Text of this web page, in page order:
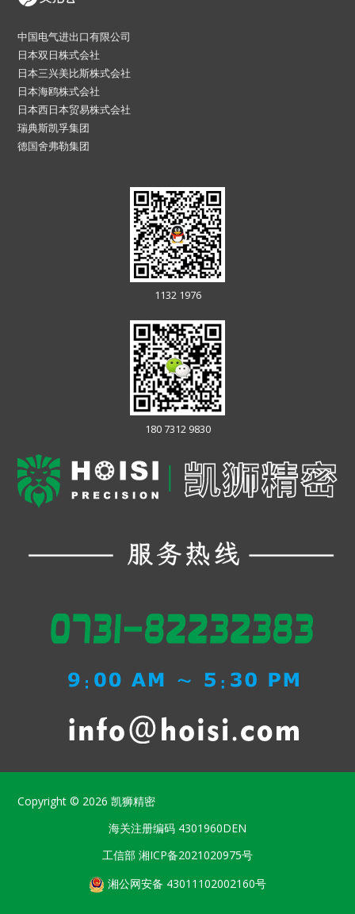
中国电气进出口有限公司
日本双日株式会社
日本三兴美比斯株式会社
日本海鸥株式会社
日本西日本贸易株式会社
瑞典斯凯孚集团
德国舍弗勒集团
1132 1976
180 7312 9830
Copyright © 2026凯狮精密
海关注册编码 4301960DEN
工信部 湘ICP备2021020975号
湘公网安备 43011102002160号